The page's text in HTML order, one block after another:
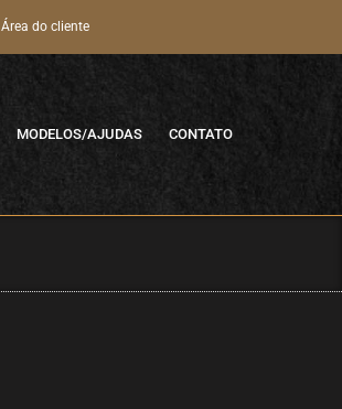
Área do cliente
MODELOS/AJUDAS CONTATO